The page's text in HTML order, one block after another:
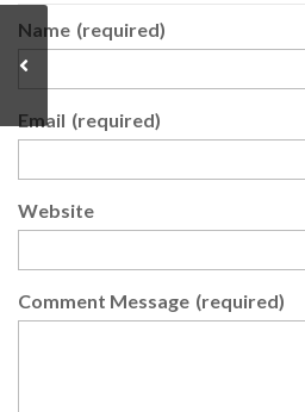
Name (required)
Email (required)
Website
Comment Message (required)